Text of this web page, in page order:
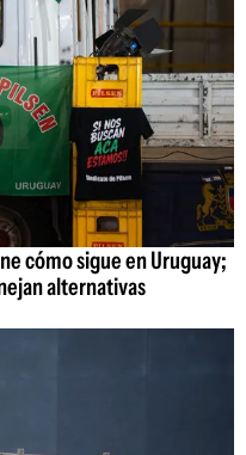
cómo sigue en Uruguay;
alternativas